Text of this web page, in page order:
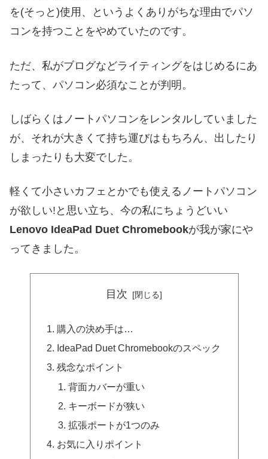
を(そっと)使用、というよくありがちな理由でパソ
コンを持つことをやめていたのです。
ただ、私がブログなどライティングをはじめるにあ
たって、パソコン必須なことが判明。
しばらくはノートパソコンをレンタルしていました
が、それが大きくて持ち運びはもちろん、出したり
しまったりも大変でした。
軽くて小さいカフェとかでも使えるノートパソコン
が欲しい!と思い立ち、今の私にちょうどいい
Lenovo IdeaPad Duet Chromebookが我が家にや
ってきました。
目次
購入の決め手は…
IdeaPad Duet Chromebookのスペック
残念なポイント
背面カバーが重い
キーボードが狭い
拡張ポートが1つのみ
お気に入りポイント